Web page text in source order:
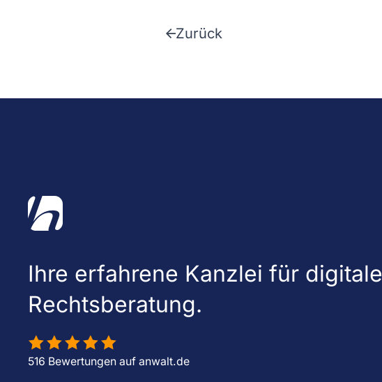
Zurück
Ihre erfahrene Kanzlei für digitale
Rechtsberatung.
516 Bewertungen auf anwalt.de